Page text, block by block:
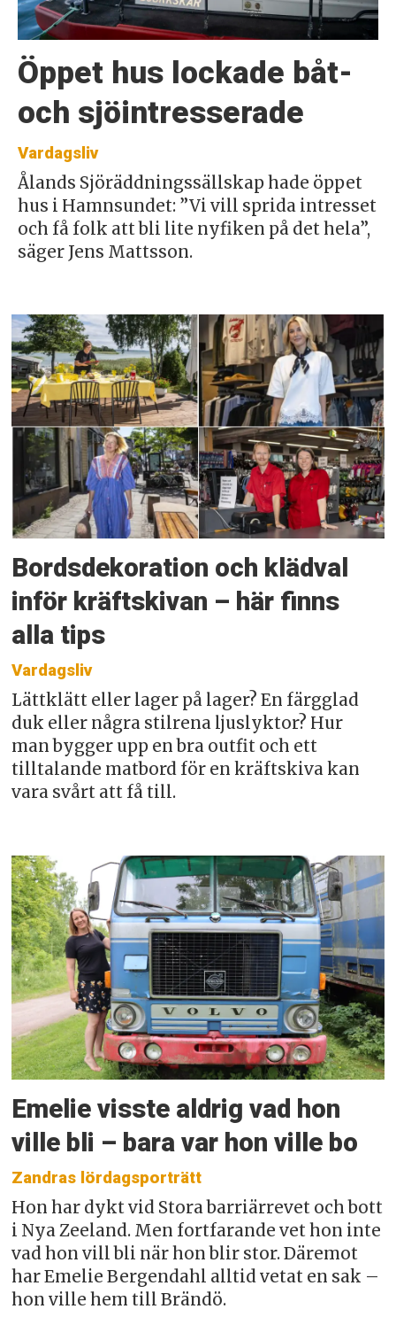
Öppet hus lockade båt-
och sjöintresserade
Vardagsliv
Ålands Sjöräddningssällskap hade öppet
hus i Hamnsundet: ”Vi vill sprida intresset
och få folk att bli lite nyfiken på det hela”,
säger Jens Mattsson.
Bordsdekoration och klädval
inför kräftskivan – här finns
alla tips
Vardagsliv
Lättklätt eller lager på lager? En färgglad
duk eller några stilrena ljuslyktor? Hur
man bygger upp en bra outfit och ett
tilltalande matbord för en kräftskiva kan
vara svårt att få till.
Emelie visste aldrig vad hon
ville bli – bara var hon ville bo
Zandras lördagsporträtt
Hon har dykt vid Stora barriärrevet och bott
i Nya Zeeland. Men fortfarande vet hon inte
vad hon vill bli när hon blir stor. Däremot
har Emelie Bergendahl alltid vetat en sak –
hon ville hem till Brändö.